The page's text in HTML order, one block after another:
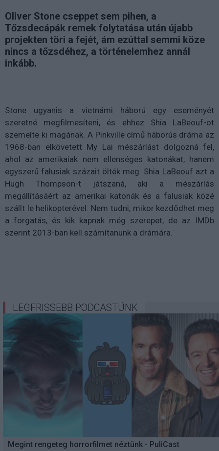
Oliver Stone cseppet sem pihen, a
Tőzsdecápák remek folytatása után újabb
projekten töri a fejét, ám ezúttal semmi köze
nincs a tőzsdéhez, a történelemhez annál
inkább.
Stone ugyanis a vietnámi háború egy eseményét
szeretné megfilmesíteni, és ehhez Shia LaBeouf-ot
szemelte ki magának. A Pinkville című háborús dráma az
1968-ban elkövetett My Lai mészárlást dolgozná fel,
ahol az amerikaiak nem ellenséges katonákat, hanem
egyszerű falusiak százait ölték meg. Shia LaBeouf azt a
Hugh Thompson-t játszaná, aki a mészárlás
megállításáért az amerikai katonák és a falusiak közé
szállt le helikopterével. Nem tudni, mikor kezdődhet meg
a forgatás, és kik kapnak még szerepet, de az IMDb
szerint 2013-ban kell számítanunk a drámára.
LEGFRISSEBB PODCASTÜNK
Megint rengeteg horrorfilmet néztünk - PuliCast